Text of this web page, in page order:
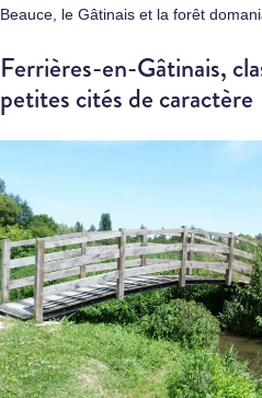
Beauce, le Gâtinais et la forêt
Ferrières-en-Gâtinais,
petites cités de caractère